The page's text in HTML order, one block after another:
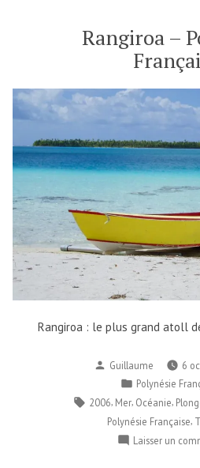
Rangiroa –
Rangiroa : le plus grand atoll
Publié
par
Guillaume
6
Publié
dans
Polynésie
Étiquettes :
2006, Mer, Océanie,
Polynésie Française,
Laisser un